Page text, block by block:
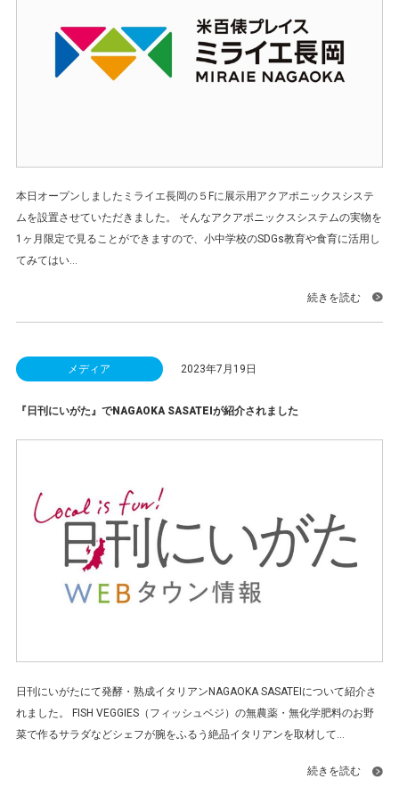
本日オープンしましたミライエ長岡の５Fに展示用アクアポニックスシステ
ムを設置させていただきました。 そんなアクアポニックスシステムの実物を
1ヶ月限定で見ることができますので、小中学校のSDGs教育や食育に活用し
てみてはい...
続きを読む
メディア 2023年7月19日
『日刊にいがた』でNAGAOKA SASATEIが紹介されました
日刊にいがたにて発酵・熟成イタリアンNAGAOKA SASATEIについて紹介さ
れました。 FISH VEGGIES（フィッシュベジ）の無農薬・無化学肥料のお野
菜で作るサラダなどシェフが腕をふるう絶品イタリアンを取材して...
続きを読む